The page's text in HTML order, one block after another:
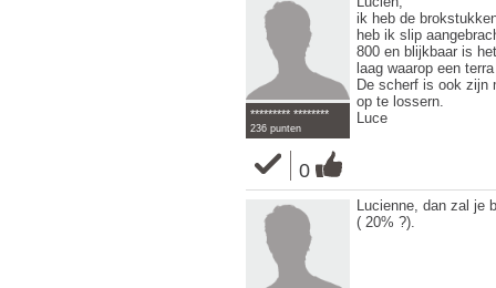
********* ********
236 punten
0
ik heb de
heb ik slip
800 en blijkbaar is
laag waarop een
De scherf is ook zijn
op te lossern.
Luce
Lucienne, dan zal je
( 20% ?).